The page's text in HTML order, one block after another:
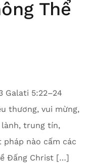
Thể
Galati 5:22–24
thương, vui mừng,
lành, trung tín,
nào cấm các
Đấng Christ […]